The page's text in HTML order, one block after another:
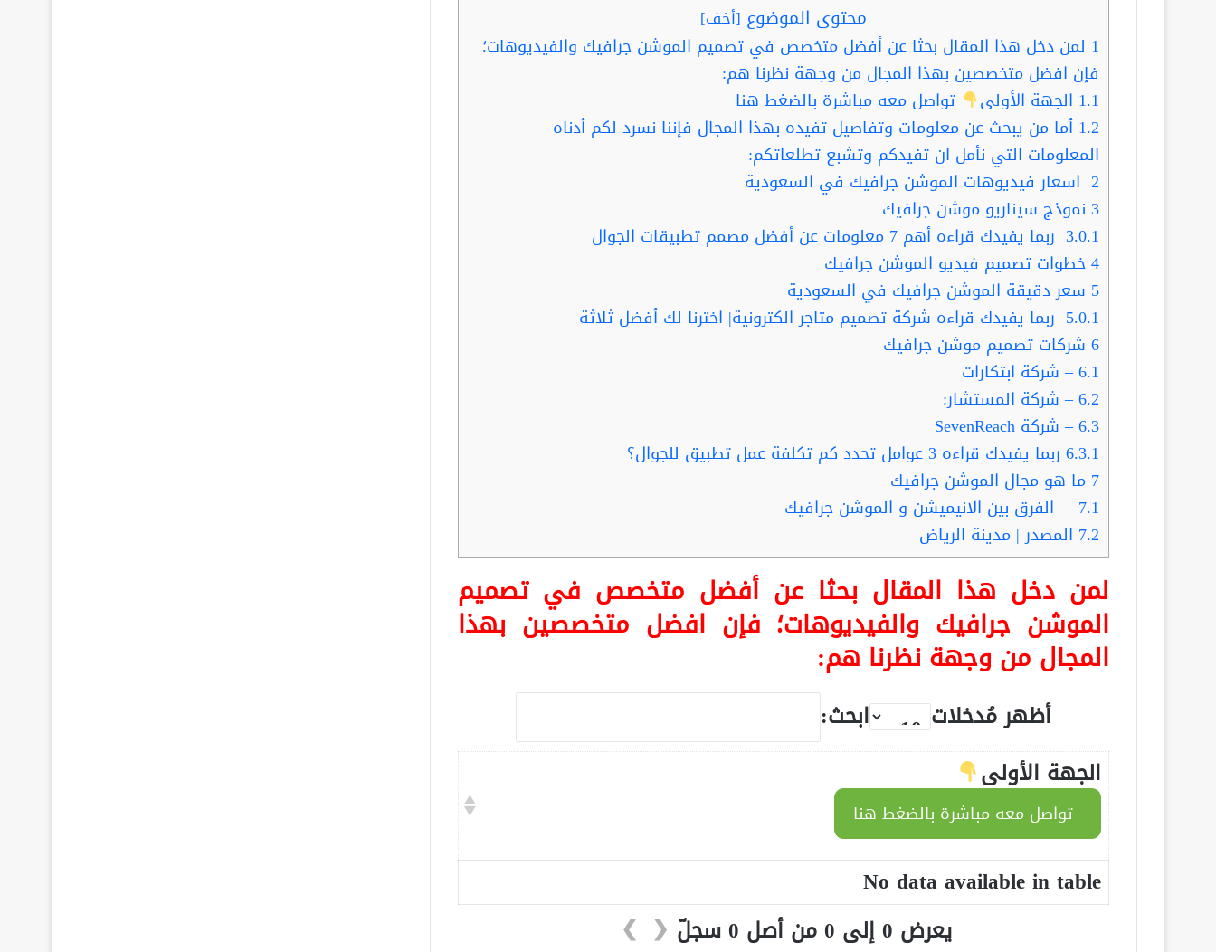
محتوى الموضوع [أخف]
1 لمن دخل هذا المقال بحثا عن أفضل متخصص في تصميم الموشن جرافيك والفيديوهات؛
فإن افضل متخصصين بهذا المجال من وجهة نظرنا هم:
1.1 الجهة الأولى
تواصل معه مباشرة بالضغط هنا
1.2 أما من يبحث عن معلومات وتفاصيل تفيده بهذا المجال فإننا نسرد لكم أدناه
المعلومات التي نأمل ان تفيدكم وتشبع تطلعاتكم:
2 اسعار فيديوهات الموشن جرافيك في السعودية
3 نموذج سيناريو موشن جرافيك
3.0.1 ربما يفيدك قراءه أهم 7 معلومات عن أفضل مصمم تطبيقات الجوال
4خطوات تصميم فيديو الموشن جرافيك
5 سعر دقيقة الموشن جرافيك في السعودية
5.0.1 ربما يفيدك قراءه شركة تصميم متاجر الكترونية| اخترنا لك أفضل ثلاثة
6 شركات تصميم موشن جرافيك
6.1– شركة ابتكارات
6.2– شركة المستشار:
6.3– شركة SevenReach
6.3.1 ربما يفيدك قراءه 3 عوامل تحدد كم تكلفة عمل تطبيق للجوال؟
7 ما هو مجال الموشن جرافيك
7.1– الفرق بين الانيميشن و الموشن جرافيك
7.2 المصدر | مدينة الرياض
لمن دخل هذا المقال بحثا عن أفضل متخصص في تصميم
الموشن جرافيك والفيديوهات؛ فإن افضل متخصصين بهذا
المجال من وجهة نظرنا هم:
أظهر مُدخلات
ابحث:
الجهة الأولى
تواصل معه مباشرة بالضغط هنا
No data available in table
يعرض 0 إلى 0 من أصل 0 سجلّ
❮
❯